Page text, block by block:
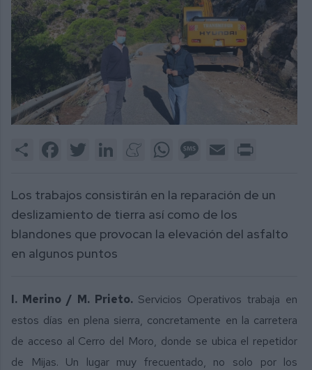
Share FacebookTwitter LinkedInMeneameWhatsAppMessage
Email
Los trabajos consistirán en la reparación de un
deslizamiento de tierra así como de los
blandones que provocan la elevación del asfalto
en algunos puntos
I. Merino / M. Prieto.Servicios Operativos trabaja en
estos días en plena sierra, concretamente en la carretera
de acceso al Cerro del Moro, donde se ubica el repetidor
de Mijas. Un lugar muy frecuentado, no solo por los